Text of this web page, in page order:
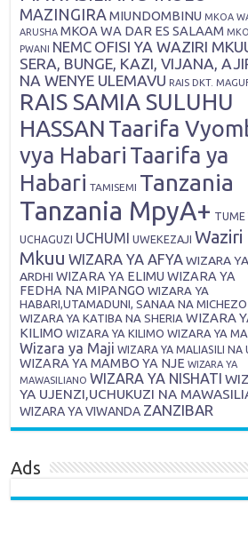
MAZINGIRAMIUNDOMBINU MKOA
ARUSHA MKOA WA DAR ES SALAAM
PWANI NEMC OFISI YA WAZIRI
SERA, BUNGE, KAZI, VIJANA,
NA WENYE ULEMAVU RAIS DKT.
RAIS SAMIA SULUHU
HASSAN Taarifa
vya Habari Taarifa ya
Habari TAMISEMI Tanzania
Tanzania MpyA+ TUME
UCHAGUZI UCHUMI UWEKEZAJI Waziri
Mkuu WIZARA YA AFYAWIZARA YA
ARDHI WIZARA YA ELIMU WIZARA YA
FEDHA NA MIPANGO WIZARA YA
HABARI,UTAMADUNI, SANAA NA MICHEZO
WIZARA YA KATIBA NA SHERIA WIZARA
KILIMO WIZARA YA KILIMO WIZARA YA
Wizara ya Maji WIZARA YA MALIASILI NA
WIZARA YA MAMBO YA NJE WIZARA YA
MAWASILIANO WIZARA YA NISHATI
YA UJENZI,UCHUKUZI NA
WIZARA YA VIWANDA ZANZIBAR
Ads